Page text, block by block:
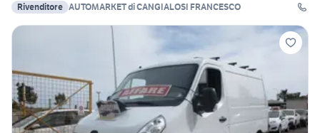
Rivenditore AUTOMARKET di CANGIALOSI FRANCESCO